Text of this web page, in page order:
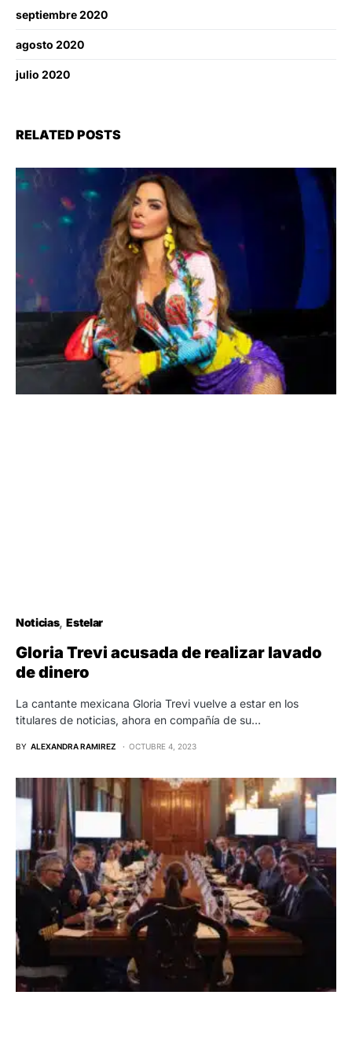
septiembre 2020
agosto 2020
julio 2020
RELATED POSTS
Noticias Estelar
Gloria Trevi acusada de realizar lavado
de dinero
La cantante mexicana Gloria Trevi vuelve a estar en los
titulares de noticias, ahora en compañía de su…
BY ALEXANDRA RAMIREZ OCTUBRE 4, 2023